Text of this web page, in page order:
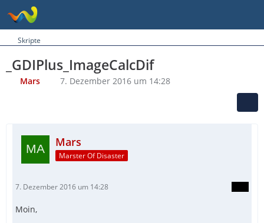
Skripte
_GDIPlus_ImageCalcDif
Mars 7. Dezember 2016 um 14:28
Mars
Marster Of Disaster
7. Dezember 2016 um 14:28
Moin,